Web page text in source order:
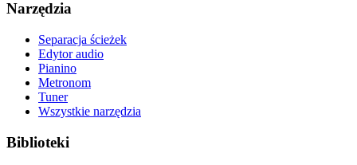
Narzędzia
Separacja ścieżek
Edytor audio
Pianino
Metronom
Tuner
Wszystkie narzędzia
Biblioteki